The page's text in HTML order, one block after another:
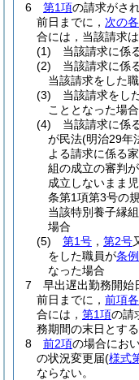
6
第1項の請求がさ
前日までに， 次の
合には，当該請求
(1)
当該請求に係
(2)
当該請求に係
当該請求をした
(3)
当該請求をし
こととなった場合
(4)
当該請求に係
が民法(明治29年
よる請求に係る
組の成立の審判
成立しないまま
条第1項第3号の
当該特別養子縁
場合
(5)
第1号 ， 第2号
をした職員が条
なった場合
7
早出遅出勤務開始
前日までに， 前項
合には， 第1項の請
務期間の末日とす
8
前2項の場合にお
の状況変更届(様式
ならない。